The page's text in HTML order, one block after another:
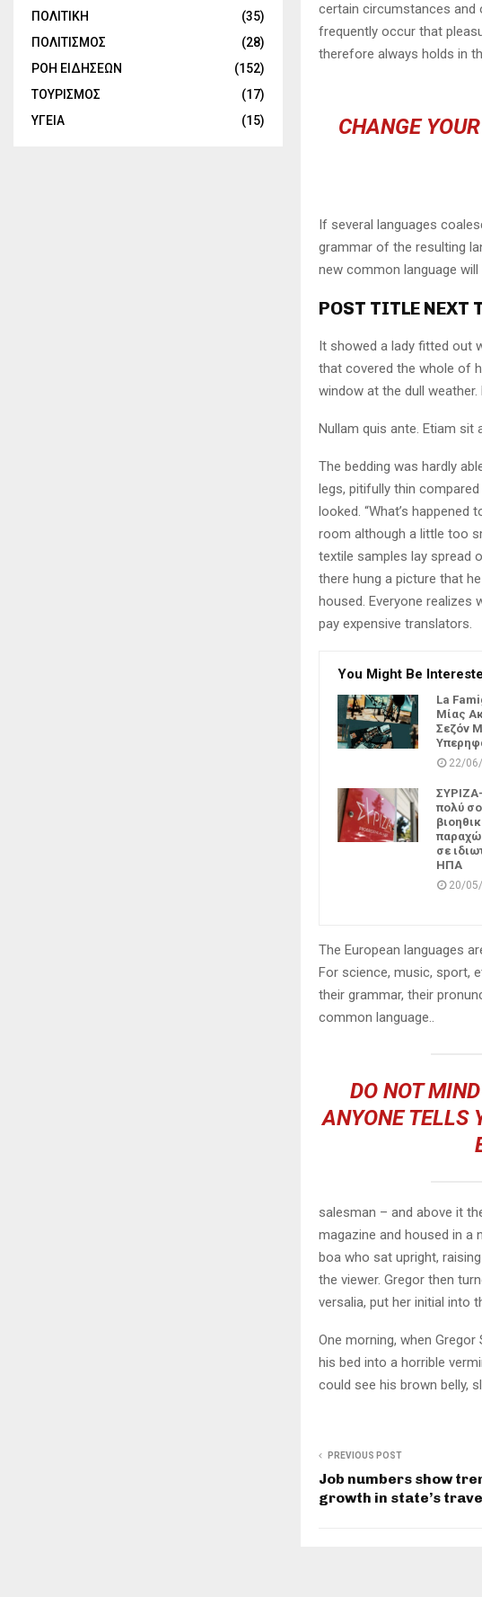
certain circumstances
frequently occur that
therefore always holds in
CHANGE
If several languages
grammar of the resulting
new common language
POST TITLE NEXT
It showed a lady fitted out
that covered the whole of
window at the dull
Nullam quis ante. Etiam sit
The bedding was hardly
legs, pitifully thin
looked. “What’s happened
room although a little too
textile samples lay spread
there hung a picture that
housed. Everyone realizes
pay expensive translators.
You Might Be
La
Μίας
Σεζόν
22/
πολύ
σε
ΗΠΑ
20/
The European languages
For science, music, sport,
their grammar, their
common language..
DO NOT
ANYONE TELLS
salesman – and above it
magazine and housed in a
boa who sat upright,
the viewer. Gregor then
versalia, put her initial into
One morning, when
his bed into a horrible
could see his brown belly,
PREVIOUS POST
Job numbers show
growth in state’s
ΠΟΛΙΤΙΚΗ
(35)
ΠΟΛΙΤΙΣΜΟΣ
(28)
ΡΟΗ ΕΙΔΗΣΕΩΝ
(152)
ΤΟΥΡΙΣΜΟΣ
(17)
ΥΓΕΙΑ
(15)